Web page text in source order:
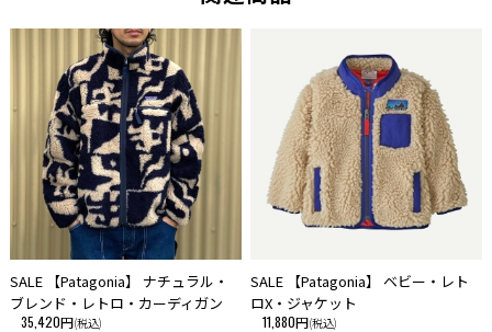
当サイトに掲載している商品は、実店舗でも同時に販売しております。
サイトよりご注文を頂いた時点で稀に実店舗にて完売してしまい欠品して
しまう場合がございます。
今後の入荷予定を確認して入荷が困難な場合は、誠に勝手ながらご注文の
キャンセルさせて頂きます。
在庫管理は、できる限りリアルタイムな更新を心がけておりますが、万一
欠品の際はご了承下さい。
SALE 【Patagonia】 ナチュラル・
ブレンド・レトロ・カーディガン
35,420円(税込)
SALE 【Patagonia】 ベビー・レト
ロX・ジャケット
11,880円(税込)